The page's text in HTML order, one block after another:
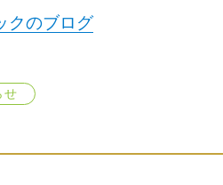
クのブログ
せ